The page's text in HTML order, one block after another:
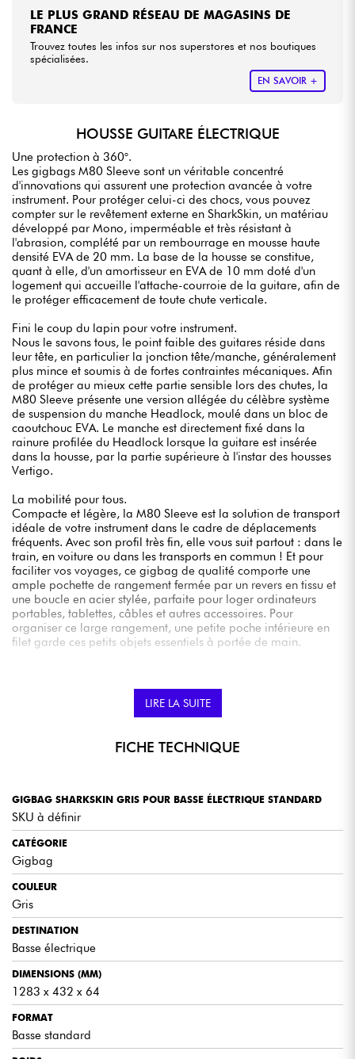
LE PLUS GRAND RÉSEAU DE MAGASINS DE
FRANCE
Trouvez toutes les infos sur nos superstores et nos boutiques
spécialisées.
EN SAVOIR +
HOUSSE GUITARE ÉLECTRIQUE
Une protection à 360°.
Les gigbags M80 Sleeve sont un véritable concentré
d'innovations qui assurent une protection avancée à votre
instrument. Pour protéger celui-ci des chocs, vous pouvez
compter sur le revêtement externe en SharkSkin, un matériau
développé par Mono, imperméable et très résistant à
l'abrasion, complété par un rembourrage en mousse haute
densité EVA de 20 mm. La base de la housse se constitue,
quant à elle, d'un amortisseur en EVA de 10 mm doté d'un
logement qui accueille l'attache-courroie de la guitare, afin de
le protéger efficacement de toute chute verticale.
Fini le coup du lapin pour votre instrument.
Nous le savons tous, le point faible des guitares réside dans
leur tête, en particulier la jonction tête/manche, généralement
plus mince et soumis à de fortes contraintes mécaniques. Afin
de protéger au mieux cette partie sensible lors des chutes, la
M80 Sleeve présente une version allégée du célèbre système
de suspension du manche Headlock, moulé dans un bloc de
caoutchouc EVA. Le manche est directement fixé dans la
rainure profilée du Headlock lorsque la guitare est insérée
dans la housse, par la partie supérieure à l'instar des housses
Vertigo.
La mobilité pour tous.
Compacte et légère, la M80 Sleeve est la solution de transport
idéale de votre instrument dans le cadre de déplacements
fréquents. Avec son profil très fin, elle vous suit partout : dans le
train, en voiture ou dans les transports en commun ! Et pour
faciliter vos voyages, ce gigbag de qualité comporte une
ample pochette de rangement fermée par un revers en tissu et
une boucle en acier stylée, parfaite pour loger ordinateurs
portables, tablettes, câbles et autres accessoires. Pour
organiser ce large rangement, une petite poche intérieure en
filet garde ces petits objets essentiels à portée de main.
en quête d’une solution de transport efficace et robuste.
LIRE LA SUITE
FICHE TECHNIQUE
GIGBAG SHARKSKIN GRIS POUR BASSE ÉLECTRIQUE STANDARD
SKU à définir
CATÉGORIE
Gigbag
COULEUR
Gris
DESTINATION
Basse électrique
DIMENSIONS (MM)
1283 x 432 x 64
FORMAT
Basse standard